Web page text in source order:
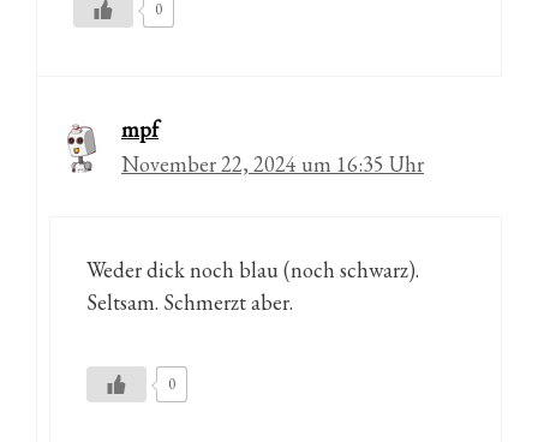
0
mpf
November 22, 2024 um 16:35 Uhr
Weder dick noch blau (noch schwarz).
Seltsam. Schmerzt aber.
0